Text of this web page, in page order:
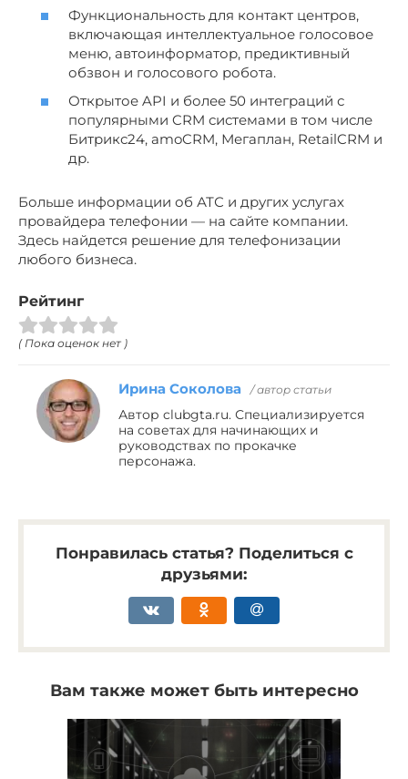
Функциональность для контакт центров,
включающая интеллектуальное голосовое
меню, автоинформатор, предиктивный
обзвон и голосового робота.
Открытое API и более 50 интеграций с
популярными CRM системами в том числе
Битрикс24, amoCRM, Мегаплан, RetailCRM и
др.
Больше информации об АТС и других услугах
провайдера телефонии — на сайте компании.
Здесь найдется решение для телефонизации
любого бизнеса.
Рейтинг
( Пока оценок нет )
Ирина Соколова / автор статьи
Автор clubgta.ru. Специализируется
на советах для начинающих и
руководствах по прокачке
персонажа.
Понравилась статья? Поделиться с
друзьями:
Вам также может быть интересно